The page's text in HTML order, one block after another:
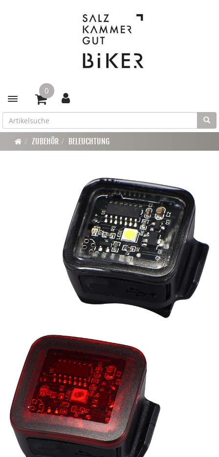
Toggle navigation
0
ZUBEHÖR BELEUCHTUNG